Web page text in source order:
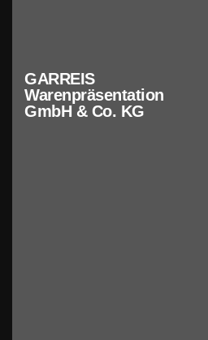
GARREIS
Warenpräsentation
GmbH & Co. KG